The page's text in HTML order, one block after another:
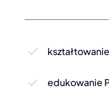
edukowanie